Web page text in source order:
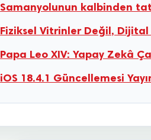
Samanyolunun kalbinden
Fiziksel Vitrinler Değil, Dijital
Papa Leo XIV: Yapay Zekâ
iOS 18.4.1 Güncellemesi